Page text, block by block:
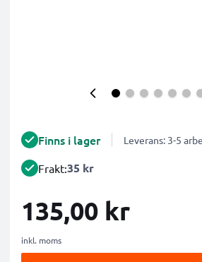
Finns i lager Leverans: 3-5
Frakt:35 kr
135,00 kr
inkl. moms